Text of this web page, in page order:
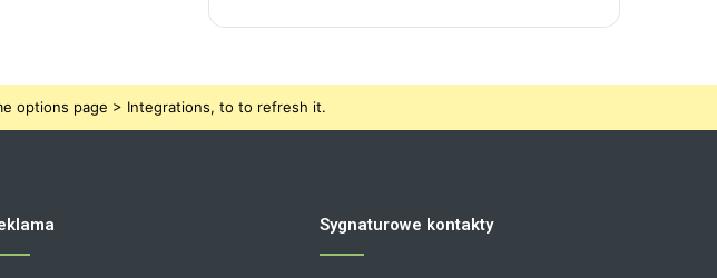
options page > Integrations, to to refresh it.
Sygnaturowe kontakty